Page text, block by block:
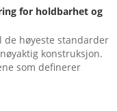
for holdbarhet og
høyeste standarder
konstruksjon.
som definerer